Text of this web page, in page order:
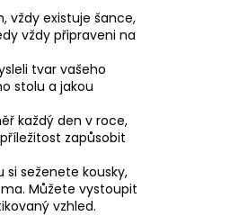
vždy existuje šance,
vždy připraveni na
tvar vašeho
stolu a jakou
každý den v roce,
zapůsobit
seženete kousky,
Můžete vystoupit
vzhled.